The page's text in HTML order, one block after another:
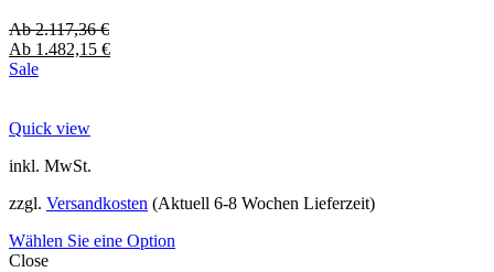
Ab2.117,36€
Ab 1.482,15 €
Sale
Quick view
inkl. MwSt.
zzgl. Versandkosten (Aktuell 6-8 Wochen Lieferzeit)
Wählen Sie eine Option
Close